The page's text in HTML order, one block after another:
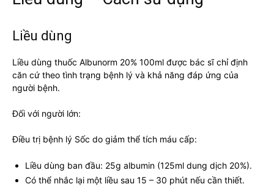
Liều dùng
Liều dùng thuốc Albunorm 20% 100ml được bác sĩ chỉ định
căn cứ theo tình trạng bệnh lý và khả năng đáp ứng của
người bệnh.
Đối với người lớn:
Điều trị bệnh lý Sốc do giảm thể tích máu cấp:
Liều dùng ban đầu: 25g albumin (125ml dung dịch 20%).
Có thể nhắc lại một liều sau 15 – 30 phút nếu cần thiết.